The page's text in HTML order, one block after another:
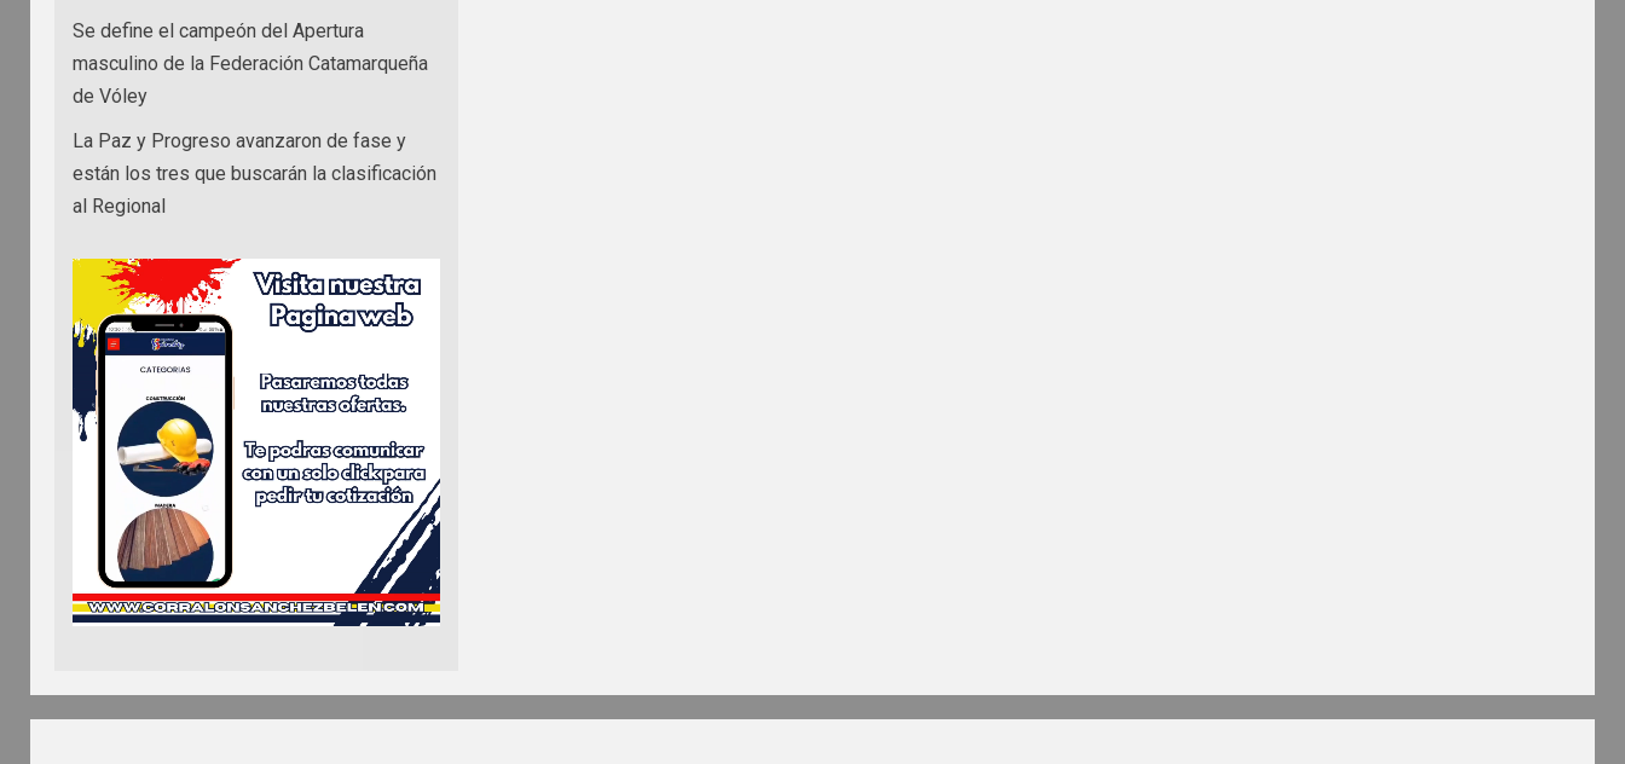
Se define el campeón del Apertura
masculino de la Federación Catamarqueña
de Vóley
La Paz y Progreso avanzaron de fase y
están los tres que buscarán la clasificación
al Regional